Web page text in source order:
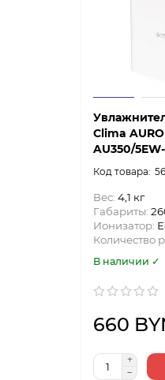
Clima
AU350/
Вес: 4,1 кг
Габариты:
Ионизатор:
Количество
В наличии ✓
660